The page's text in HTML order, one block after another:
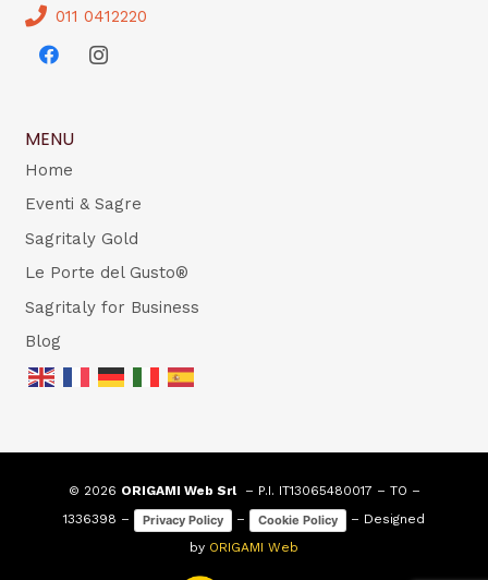
011 0412220
MENU
Home
Eventi & Sagre
Sagritaly Gold
Le Porte del Gusto®
Sagritaly for Business
Blog
© 2026 ORIGAMI Web Srl– P.I. IT13065480017 – TO –
1336398 –
Privacy Policy – Cookie Policy
– Designed
by ORIGAMI Web